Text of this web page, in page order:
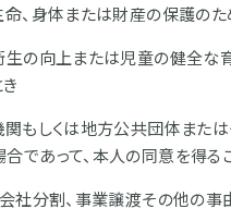
生命、身体または財産の保護
衛生の向上または児童の健全
機関もしくは地方公共団体ま
であって、本人の同意を得
、会社分割、事業譲渡その他